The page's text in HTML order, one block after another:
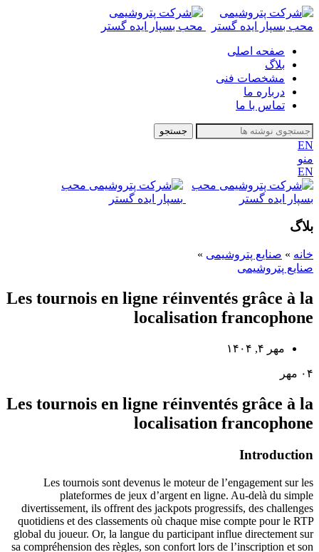
صفحه اصلی
بلاگ
مشخصات فنی
درباره ما
تماس با ما
جستجو
EN
منو
EN
بلاگ
خانه » صنایع پتروشیمی »
صنایع پتروشیمی
Les tournois en ligne réinventés grâce à la
localisation francophone
مهر ۴, ۱۴۰۴
۰۴ مهر
Les tournois en ligne réinventés grâce à la
localisation francophone
Introduction
Les tournois sont devenus le moteur de l’engagement sur les
plateformes de jeux d’argent en ligne. Au‑delà du simple
divertissement, ils offrent des jackpots progressifs, des challenges
quotidiens et des classements où chaque mise compte pour le RTP
global du joueur. Or, la langue du participant influe directement sur
sa compréhension des règles, son confort lors de l’inscription et son